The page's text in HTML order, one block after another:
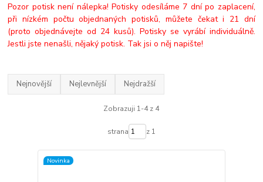
Pozor potisk není nálepka! Potisky odesíláme 7 dní po zaplacení,
při nízkém počtu objednaných potisků, můžete čekat i 21 dní
(proto objednávejte od 24 kusů). Potisky se vyrábí individuálně.
Jestli jste nenašli, nějaký potisk. Tak jsi o něj napište!
Nejnovější Nejlevnější Nejdražší
Zobrazuji 1-4 z 4
strana z 1
Novinka